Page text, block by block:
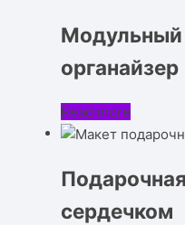
Модульный
органайзер
Read more
сердечком